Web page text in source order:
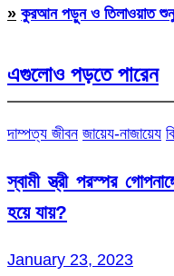
» কুরআন পড়ুন ও তিলাওয়াত
এগুলোও পড়তে পারেন
দাম্পত্য জীবন জায়েয-নাজায়েয
স্বামী স্ত্রী পরস্পর
হয়ে যায়?
January 23, 2023